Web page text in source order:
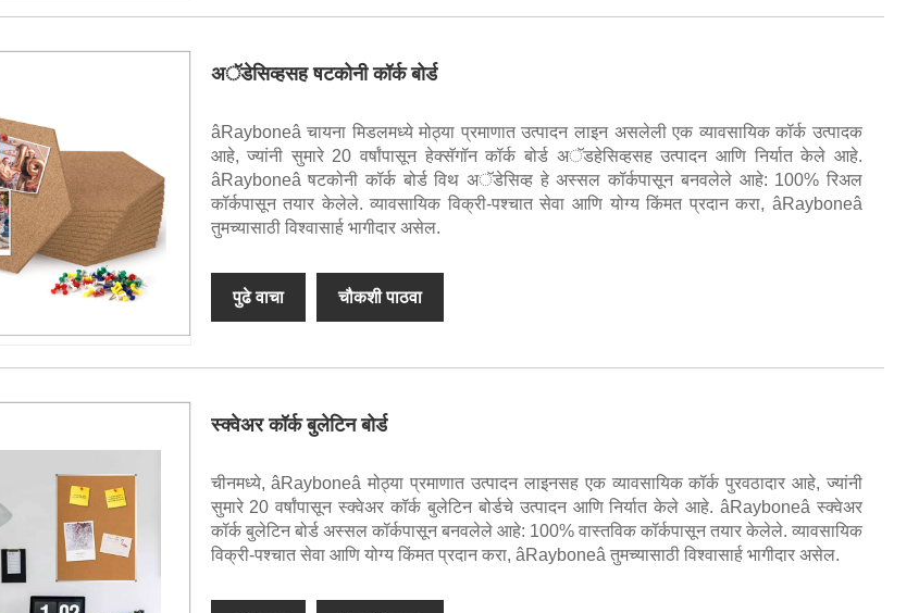
अॅडेसिव्हसह षटकोनी कॉर्क बोर्ड
âRayboneâ चायना मिडलमध्ये मोठ्या प्रमाणात उत्पादन लाइन असलेली एक व्यावसायिक कॉर्क उत्पादक
आहे, ज्यांनी सुमारे 20 वर्षांपासून हेक्सॅगॉन कॉर्क बोर्ड अॅडहेसिव्हसह उत्पादन आणि निर्यात केले आहे.
âRayboneâ षटकोनी कॉर्क बोर्ड विथ अॅडेसिव्ह हे अस्सल कॉर्कपासून बनवलेले आहे: 100% रिअल
कॉर्कपासून तयार केलेले. व्यावसायिक विक्री-पश्चात सेवा आणि योग्य किंमत प्रदान करा, âRayboneâ
तुमच्यासाठी विश्वासार्ह भागीदार असेल.
पुढे वाचा चौकशी पाठवा
स्क्वेअर कॉर्क बुलेटिन बोर्ड
चीनमध्ये, âRayboneâ मोठ्या प्रमाणात उत्पादन लाइनसह एक व्यावसायिक कॉर्क पुरवठादार आहे, ज्यांनी
सुमारे 20 वर्षांपासून स्क्वेअर कॉर्क बुलेटिन बोर्डचे उत्पादन आणि निर्यात केले आहे. âRayboneâ स्क्वेअर
कॉर्क बुलेटिन बोर्ड अस्सल कॉर्कपासून बनवलेले आहे: 100% वास्तविक कॉर्कपासून तयार केलेले. व्यावसायिक
विक्री-पश्चात सेवा आणि योग्य किंमत प्रदान करा, âRayboneâ तुमच्यासाठी विश्वासार्ह भागीदार असेल.